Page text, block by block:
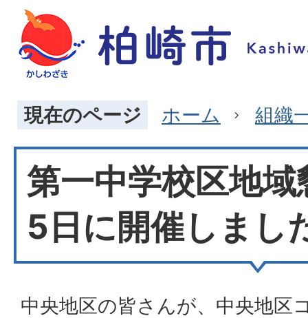
現在のページ ホーム 組織
第一中学校区地
5日に開催しまし
中央地区の皆さんが、中央地区